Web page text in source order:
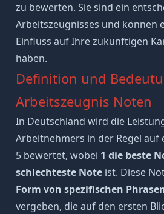
zu bewerten. Sie sind ein
Arbeitszeugnisses und können
Einfluss auf Ihre zukünftigen
haben.
Definition und
Arbeitszeugnis Noten
In Deutschland wird die
Arbeitnehmers in der Regel auf
5 bewertet, wobei 1 die beste
schlechteste Noteist. Diese
Form von spezifischen
vergeben, die auf den ersten